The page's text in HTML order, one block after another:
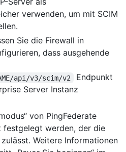
verwenden, um mit SCIM
Sie die Firewall in
dass ausgehende
api/v3/scim/v2
Endpunkt
Server Instanz
von PingFederate
festgelegt werden, der die
Weitere Informationen